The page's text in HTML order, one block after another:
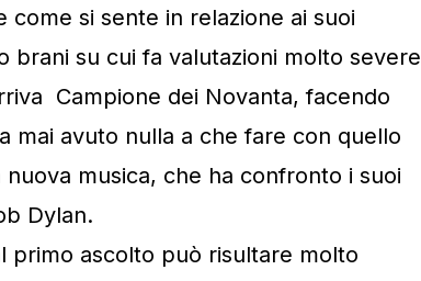
si sente in relazione ai suoi
brani su cui fa valutazioni molto severe
Campione dei Novanta, facendo
mai avuto nulla a che fare con quello
musica, che ha confronto i suoi
Dylan.
primo ascolto può risultare molto